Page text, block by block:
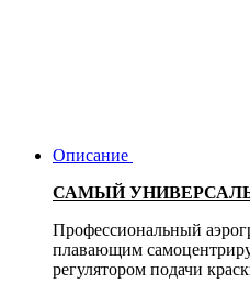
Описание
САМЫЙ
Профессиональный
плавающим
регулятором подачи